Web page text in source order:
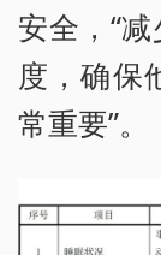
安全，“
度，确保
常重要”。